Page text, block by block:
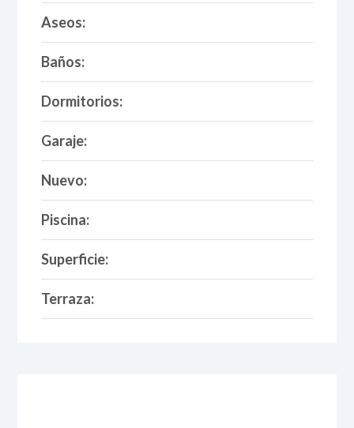
Aseos:
Baños:
Dormitorios:
Garaje:
Nuevo:
Piscina:
Superficie:
Terraza: